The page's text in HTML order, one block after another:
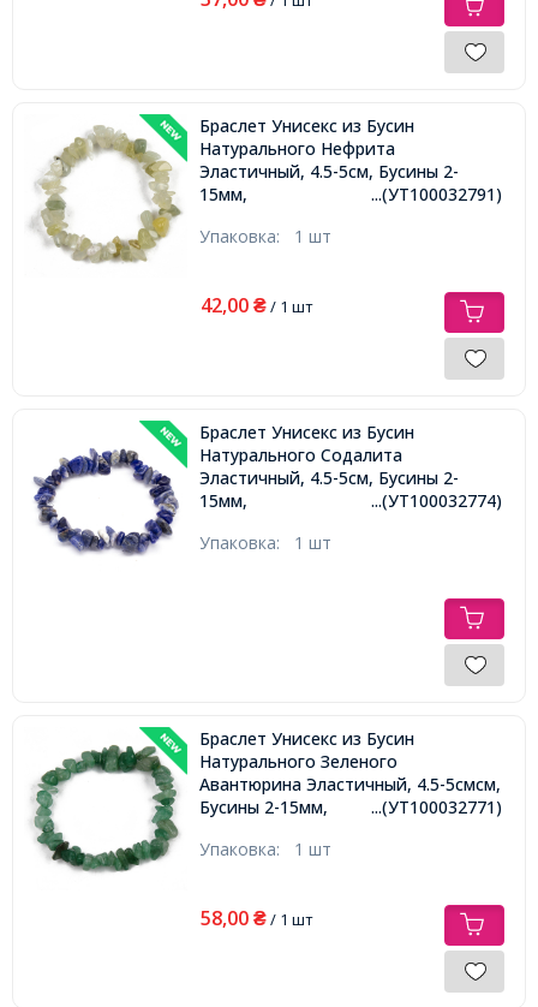
Браслет Унисекс из Бусин
Натурального Нефрита
Эластичный, 4.5-5см, Бусины 2-
15мм,
...(УТ100032791)
Упаковка: 1 шт
42,00 ₴/ 1 шт
Браслет Унисекс из Бусин
Натурального Содалита
Эластичный, 4.5-5см, Бусины 2-
15мм,
...(УТ100032774)
Упаковка: 1 шт
Браслет Унисекс из Бусин
Натурального Зеленого
Авантюрина Эластичный, 4.5-5смсм,
Бусины 2-15мм,
...(УТ100032771)
Упаковка: 1 шт
58,00 ₴/ 1 шт